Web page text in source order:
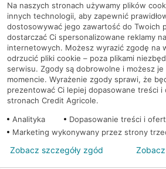
RODO
Regulamin serwisu
Mapa serwisu
PolitykaCookies
© 2026 Credit Agricole Bank Polska S.A.
Na naszych stronach używamy plików
innych technologii, aby zapewnić
dostosowywać jego zawartość do Twoich
dostarczać Ci spersonalizowane reklamy
internetowych. Możesz wyrazić zgodę na
odrzucić pliki cookie – poza plikami
serwisu. Zgody są dobrowolne i możesz
momencie. Wyrażenie zgody sprawi, że
prezentować Ci lepiej dopasowane treści
stronach Credit Agricole.
Analityka
Dopasowanie treści i
Marketing wykonywany przez strony
Zobacz szczegóły zgód